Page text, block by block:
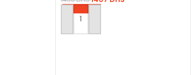
AJOUTER AU PANIER